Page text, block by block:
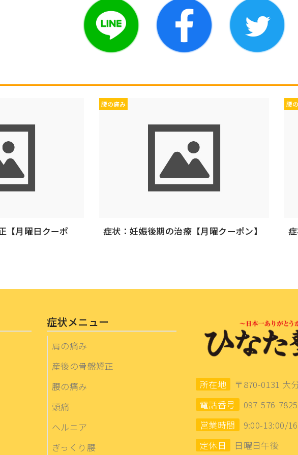
【月曜日クーポ
腰の痛み
症状：妊娠後期の治療【月曜クーポン】
腰
症状メニュー
肩の痛み
産後の骨盤矯正
腰の痛み
頭痛
ヘルニア
ぎっくり腰
所在地
〒870-0131 大
電話番号
097-576-7825
営業時間
9:00-13:00/
定休日
日曜日午後